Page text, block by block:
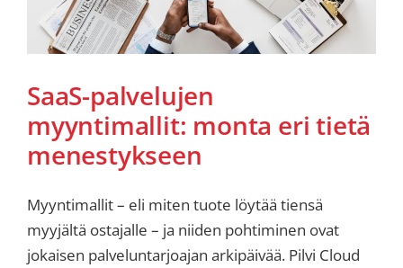
SaaS-palvelujen
myyntimallit: monta eri tietä
menestykseen
Myyntimallit – eli miten tuote löytää tiensä
myyjältä ostajalle – ja niiden pohtiminen ovat
jokaisen palveluntarjoajan arkipäivää. Pilvi Cloud